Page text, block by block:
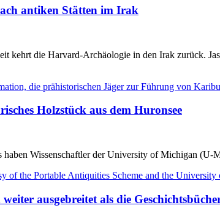
antiken Stätten im Irak
kehrt die Harvard-Archäologie in den Irak zurück.
Holzstück aus dem Huronsee
haben Wissenschaftler der University of Michigan
ausgebreitet als die